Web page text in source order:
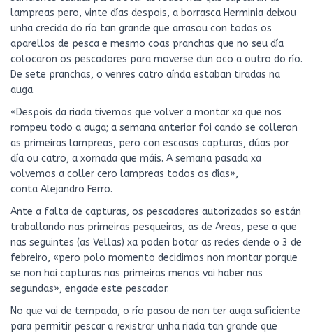
lampreas pero, vinte días despois, a borrasca Herminia deixou
unha crecida do río tan grande que arrasou con todos os
aparellos de pesca e mesmo coas pranchas que no seu día
colocaron os pescadores para moverse dun oco a outro do río.
De sete pranchas, o venres catro aínda estaban tiradas na
auga.
«Despois da riada tivemos que volver a montar xa que nos
rompeu todo a auga; a semana anterior foi cando se colleron
as primeiras lampreas, pero con escasas capturas, dúas por
día ou catro, a xornada que máis. A semana pasada xa
volvemos a coller cero lampreas todos os días»,
conta Alejandro Ferro.
Ante a falta de capturas, os pescadores autorizados so están
traballando nas primeiras pesqueiras, as de Areas, pese a que
nas seguintes (as Vellas) xa poden botar as redes dende o 3 de
febreiro, «pero polo momento decidimos non montar porque
se non hai capturas nas primeiras menos vai haber nas
segundas», engade este pescador.
No que vai de tempada, o río pasou de non ter auga suficiente
para permitir pescar a rexistrar unha riada tan grande que